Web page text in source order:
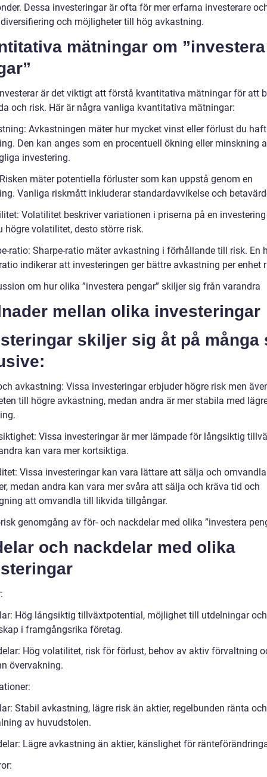
Dessa investeringar är ofta för mer erfarna investerare
och möjligheter till hög avkastning.
mätningar om ”investera
är det viktigt att förstå kvantitativa mätningar för att
och risk. Här är några vanliga kvantitativa mätningar:
Avkastningen mäter hur mycket vinst eller förlust du
Den kan anges som en procentuell ökning eller minskning
investering.
mäter potentiella förluster som kan uppstå genom en
Vanliga riskmått inkluderar standardavvikelse och
Volatilitet beskriver variationen i priserna på en
högre volatilitet, desto större risk.
ratio: Sharpe-ratio mäter avkastning i förhållande till risk. En
indikerar att investeringen ger bättre avkastning per enhet
om hur olika ”investera pengar” skiljer sig från varandra
mellan olika investeringar
skiljer sig åt på många
avkastning: Vissa investeringar erbjuder högre risk men
till högre avkastning, medan andra är mer stabila med
Vissa investeringar är mer lämpade för långsiktig
kan vara mer kortsiktiga.
Vissa investeringar kan vara lättare att sälja och
medan andra kan vara mer svåra att sälja och kräva tid och
att omvandla till likvida tillgångar.
genomgång av för- och nackdelar med olika ”investera
och nackdelar med olika
Hög långsiktig tillväxtpotential, möjlighet till utdelningar och
i framgångsrika företag.
Hög volatilitet, risk för förlust, behov av aktiv förvaltning
övervakning.
Stabil avkastning, lägre risk än aktier, regelbunden ränta och
av huvudstolen.
Lägre avkastning än aktier, känslighet för